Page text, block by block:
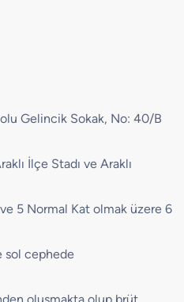
Gelincik Sokak, No: 40/B
İlçe Stadı ve Araklı
5 Normal Kat olmak üzere 6
sol cephede